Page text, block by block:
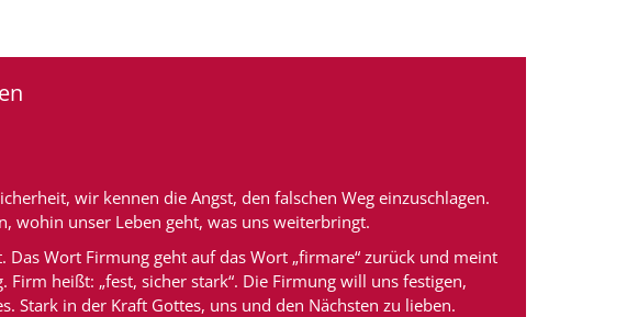
wir kennen die Angst, den falschen Weg einzuschlagen.
wohin unser Leben geht, was uns weiterbringt.
Wort Firmung geht auf das Wort „firmare“ zurück und meint
heißt: „fest, sicher stark“. Die Firmung will uns festigen,
Stark in der Kraft Gottes, uns und den Nächsten zu lieben.